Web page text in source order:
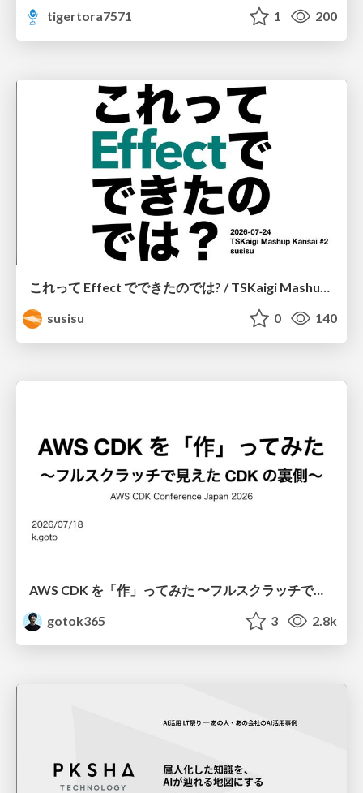
tigertora7571
1 200
これって Effect でできたのでは? / TSKaigi Mashup Kansai #2
susisu
0 140
AWS CDK を「作」ってみた 〜フルスクラッチで見えた CDK の裏側〜 / aws-cdk-from-scratch
gotok365
3 2.8k